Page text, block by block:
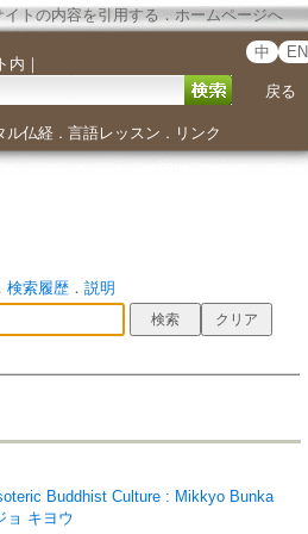
イトの内容を引用する ． ホームページへ
内 ｜
中 EN
戻る
ル仏経． 言語レッスン ． リンク
検索履歴． 説明
Buddhist Culture : Mikkyo Bunka
ョ キヨウ